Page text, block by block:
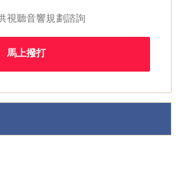
視聽音響規劃諮詢
馬上撥打